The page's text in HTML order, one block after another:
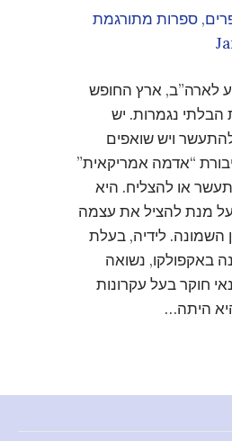
, ספרות מתורגמת
לארה”ב, ארץ החופש
הבלתי נגמרות. יש
ויש שואפים
“אדמה אמריקאית”
או להצליח. היא
מנת להציל את עצמה
השמונה. לידיה, בעלת
באקפולקו, נשואה
חוקר בעל עקרונות
היתה…